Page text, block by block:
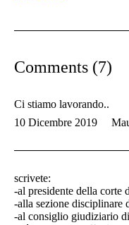
Comments (7)
Ci stiamo lavorando..
10 Dicembre 2019
scrivete:
-al presidente della corte
-alla sezione disciplinare
-al consiglio giudiziario